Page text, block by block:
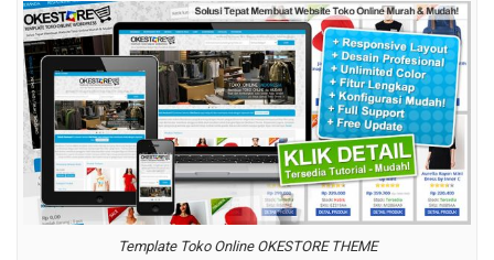
Template Toko Online OKESTORE THEME